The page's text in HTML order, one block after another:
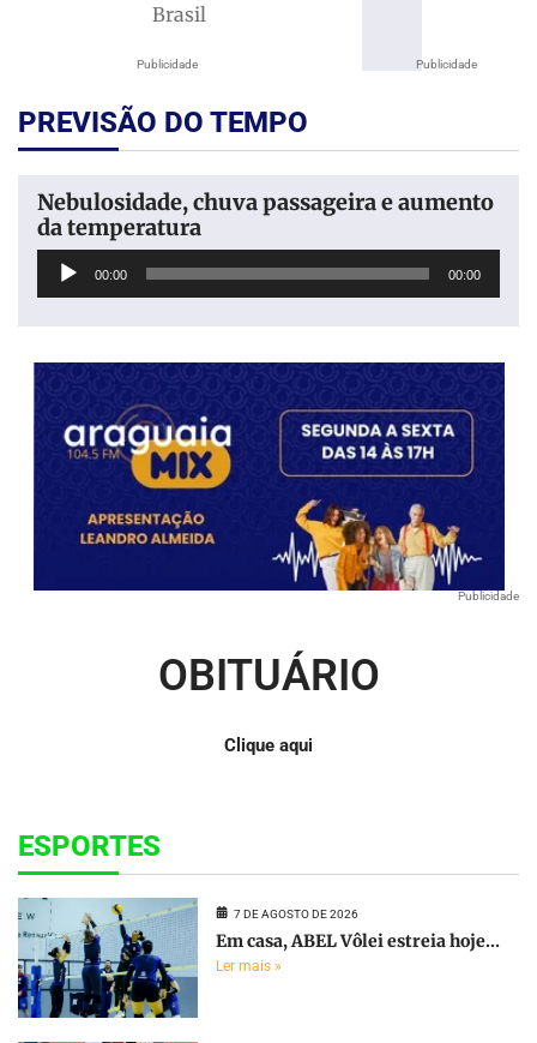
Publicidade
Brasil
Publicidade
PREVISÃO DO TEMPO
Nebulosidade, chuva passageira e aumento
da temperatura
Tocador
00:00 00:00
Publicidade
OBITUÁRIO
Clique aqui
ESPORTES
7 DE AGOSTO DE 2026
Em casa, ABEL Vôlei estreia hoje...
Ler mais »